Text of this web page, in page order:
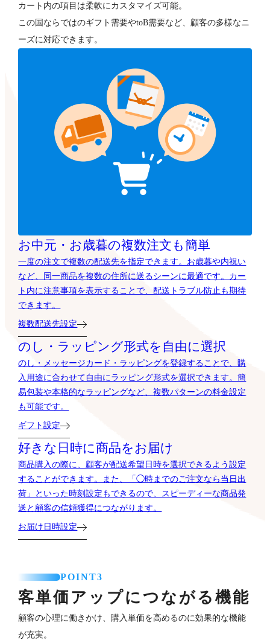
カート内の項目は柔軟にカスタマイズ可能。
この国ならではのギフト需要やtoB需要など、顧客の多様なニ
ーズに対応できます。
お中元・お歳暮の複数注文も簡単
一度の注文で複数の配送先を指定できます。お歳暮や内祝い
など、同一商品を複数の住所に送るシーンに最適です。カー
ト内に注意事項を表示することで、配送トラブル防止も期待
できます。
複数配送先設定
のし・ラッピング形式を自由に選択
のし・メッセージカード・ラッピングを登録することで、購
入用途に合わせて自由にラッピング形式を選択できます。簡
易包装や本格的なラッピングなど、複数パターンの料金設定
も可能です。
ギフト設定
好きな日時に商品をお届け
商品購入の際に、顧客が配送希望日時を選択できるよう設定
することができます。また、「◯時までのご注文なら当日出
荷」といった時刻設定もできるので、スピーディーな商品発
送と顧客の信頼獲得につながります。
お届け日時設定
POINT3
客単価アップにつながる機能
顧客の心理に働きかけ、購入単価を高めるのに効果的な機能
が充実。